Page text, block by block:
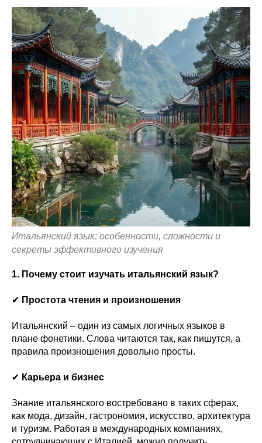
Итальянский язык: особенности, сложности и
секреты эффективного изучения
1. Почему стоит изучать итальянский язык?
✔ Простота чтения и произношения
Итальянский – один из самых логичных языков в
плане фонетики. Слова читаются так, как пишутся, а
правила произношения довольно просты.
✔ Карьера и бизнес
Знание итальянского востребовано в таких сферах,
как мода, дизайн, гастрономия, искусство, архитектура
и туризм. Работая в международных компаниях,